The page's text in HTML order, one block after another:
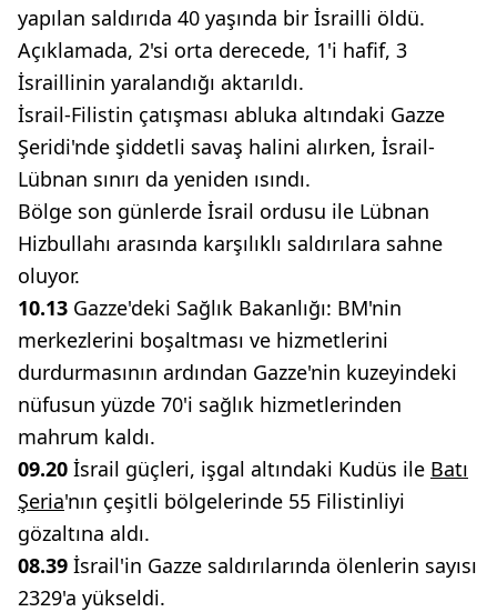
yapılan saldırıda 40 yaşında bir İsrailli öldü.
Açıklamada, 2'si orta derecede, 1'i hafif, 3
İsraillinin yaralandığı aktarıldı.
İsrail-Filistin çatışması abluka altındaki Gazze
Şeridi'nde şiddetli savaş halini alırken, İsrail-
Lübnan sınırı da yeniden ısındı.
Bölge son günlerde İsrail ordusu ile Lübnan
Hizbullahı arasında karşılıklı saldırılara sahne
oluyor.
10.13 Gazze'deki Sağlık Bakanlığı: BM'nin
merkezlerini boşaltması ve hizmetlerini
durdurmasının ardından Gazze'nin kuzeyindeki
nüfusun yüzde 70'i sağlık hizmetlerinden
mahrum kaldı.
09.20 İsrail güçleri, işgal altındaki Kudüs ile Batı
Şeria'nın çeşitli bölgelerinde 55 Filistinliyi
gözaltına aldı.
08.39 İsrail'in Gazze saldırılarında ölenlerin sayısı
2329'a yükseldi.